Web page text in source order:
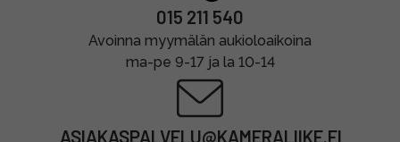
015 211 540
Avoinna myymälän aukioloaikoina
ma-pe 9-17 ja la 10-14
ASIAKASPALVELU@KAMERALIIKE.FI